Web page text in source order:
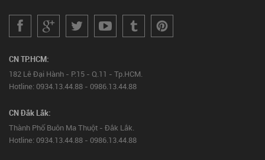
CN TP.HCM:
182 Lê Đại Hành - P.15 - Q.11 - Tp.HCM.
Hotline: 0934.13.44.88 - 0986.13.44.88
CN Đắk Lắk:
Thành Phố Buôn Ma Thuột - Đắk Lắk.
Hotline: 0934.13.44.88 - 0986.13.44.88